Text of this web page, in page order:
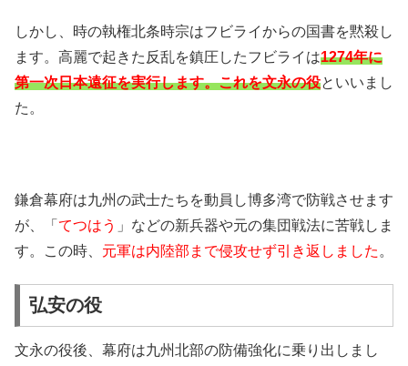
しかし、時の執権北条時宗はフビライからの国書を黙殺し
ます。高麗で起きた反乱を鎮圧したフビライは1274年に
第一次日本遠征を実行します。これを文永の役といいまし
た。
鎌倉幕府は九州の武士たちを動員し博多湾で防戦させます
が、「 てつはう 」などの新兵器や元の集団戦法に苦戦しま
す。この時、 元軍は内陸部まで侵攻せず引き返しました 。
弘安の役
文永の役後、幕府は九州北部の防備強化に乗り出しまし